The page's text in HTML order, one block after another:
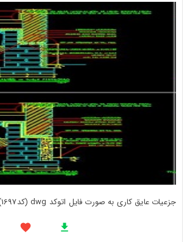
جزعیات عایق کاری به صورت فایل اتوکد dwg (کد1697)